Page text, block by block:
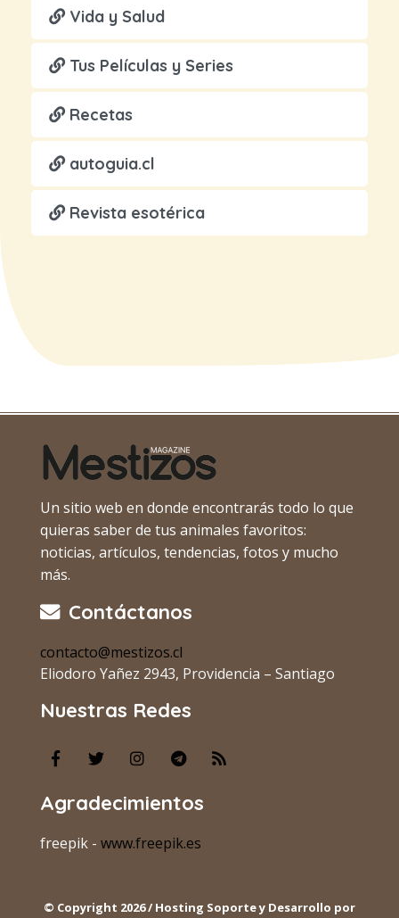
Vida y Salud
Tus Películas y Series
Recetas
autoguia.cl
Revista esotérica
Un sitio web en donde encontrarás todo lo que
quieras saber de tus animales favoritos:
noticias, artículos, tendencias, fotos y mucho
más.
Contáctanos
contacto@mestizos.cl
Eliodoro Yañez 2943, Providencia – Santiago
Nuestras Redes
Agradecimientos
freepik - www.freepik.es
© Copyright 2026 / Hosting Soporte y Desarrollo por